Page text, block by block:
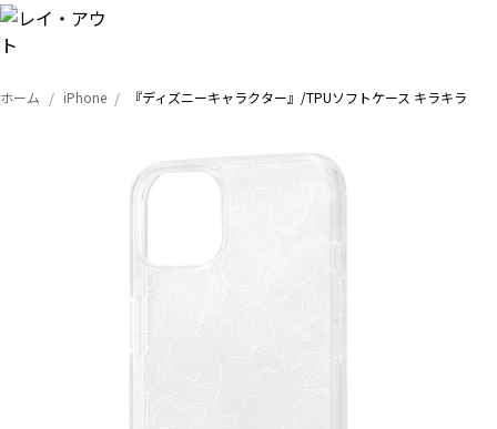
ホーム iPhone 『ディズニーキャラクター』/TPUソフトケース キラキラ